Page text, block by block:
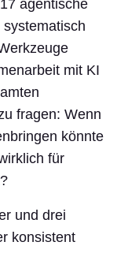
agentische
mit KI
fragen: Wenn
könnte
für
und drei
konsistent